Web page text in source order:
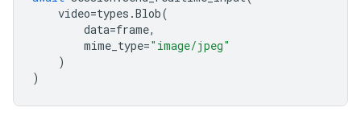
video=types .Blob(
data=frame,
mime_type="image/jpeg"
)
)